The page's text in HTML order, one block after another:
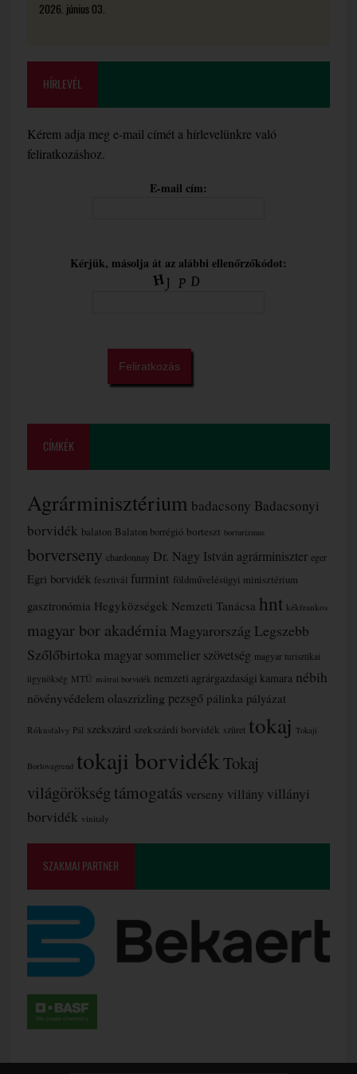
2026. június 03.
HÍRLEVÉL
Kérem adja meg e-mail címét a hírlevelünkre való
feliratkozáshoz.
E-mail cím:
Kérjük, másolja át az alábbi ellenőrzőkódot:
CÍMKÉK
Agrárminisztérium badacsony Badacsonyi
borvidék balaton Balaton borrégió borteszt borturizmus
borverseny chardonnay Dr. Nagy István agrárminiszter eger
Egri borvidék fesztivál furmint földművelésügyi minisztérium
gasztronómia Hegyközségek Nemzeti Tanácsa hnt kékfrankos
magyar bor akadémia Magyarország Legszebb
Szőlőbirtoka magyar sommelier szövetség magyar turisztikai
ügynökség MTÜ mátrai borvidék nemzeti agrárgazdasági kamara nébih
növényvédelem olaszrizling pezsgő pálinka pályázat
Rókusfalvy Pál szekszárd szekszárdi borvidék szüret tokaj Tokaji
Borlovagrend tokaji borvidékTokaj
világörökségtámogatás verseny villány villányi
borvidék vinitaly
SZAKMAI PARTNER